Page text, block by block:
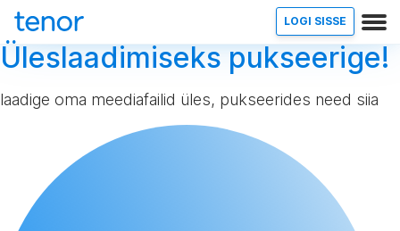
LOGI SISSE
Üleslaadimiseks pukseerige!
laadige oma meediafailid üles, pukseerides need siia